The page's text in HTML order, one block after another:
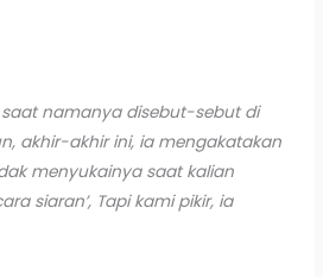
saat namanya disebut-sebut di
akhir-akhir ini, ia mengakatakan
menyukainya saat kalian
siaran’, Tapi kami pikir, ia